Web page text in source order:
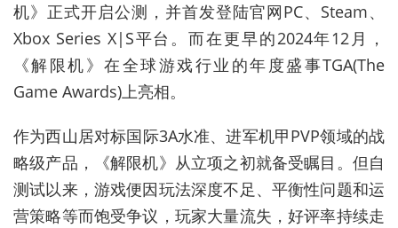
机》正式开启公测，并首发登陆官网PC、 Steam、
Xbox Series X|S平台。而在更早的2024年12 月，
《解限机》在全球游戏行业的年度盛事TGA(The
Game Awards)上亮相。
作为西山居对标国际3A水准、进军机甲PVP领域的战
略级产品，《解限机》从立项之初就备受瞩目。但自
测试以来，游戏便因玩法深度不足、平衡性问题和运
营策略等而饱受争议，玩家大量流失，好评率持续走